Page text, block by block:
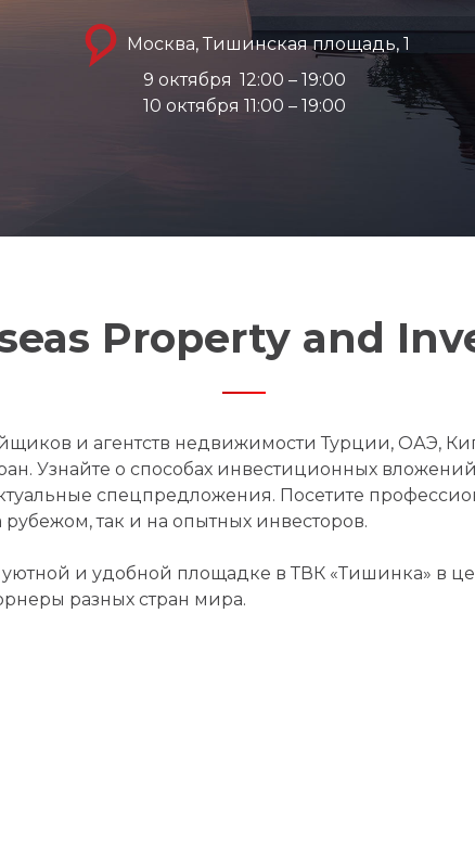
Москва, Тишинская площадь, 1
9 октября 12:00 – 19:00
10 октября 11:00 – 19:00
Property and
и агентств недвижимости Турции, ОАЭ,
Узнайте о способах инвестиционных
спецпредложения. Посетите
так и на опытных инвесторов.
и удобной площадке в ТВК «Тишинка» в
разных стран мира.